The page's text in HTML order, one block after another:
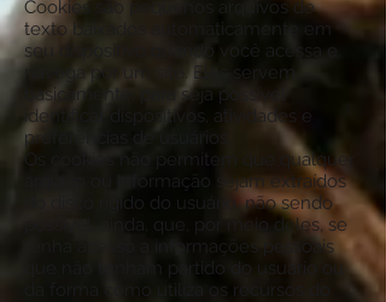
Cookies são pequenos arquivos de
texto baixados automaticamente em
seu dispositivo quando você acessa e
navega por um site. Eles servem,
basicamente, para seja possível
identificar dispositivos, atividades e
preferências de usuários.
Os cookies não permitem que qualquer
arquivo ou informação sejam extraídos
do disco rígido do usuário, não sendo
possível, ainda, que, por meio deles, se
tenha acesso a informações pessoais
que não tenham partido do usuário ou
da forma como utiliza os recursos do